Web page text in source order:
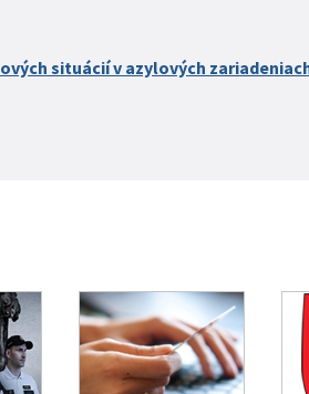
situácií v azylových zariadeniach